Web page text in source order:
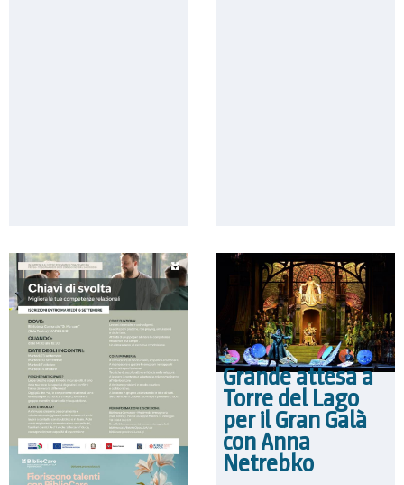
Grande attesa a
Torre del Lago
per il Gran Galà
con Anna
Netrebko